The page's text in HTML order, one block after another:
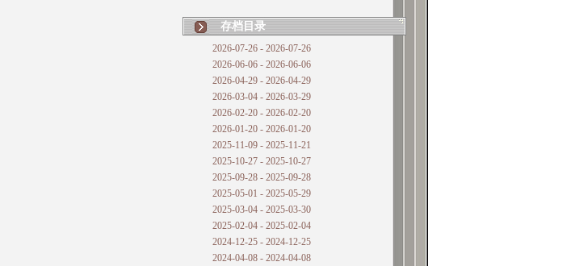
存档目录
2026-07-26 - 2026-07-26
2026-06-06 - 2026-06-06
2026-04-29 - 2026-04-29
2026-03-04 - 2026-03-29
2026-02-20 - 2026-02-20
2026-01-20 - 2026-01-20
2025-11-09 - 2025-11-21
2025-10-27 - 2025-10-27
2025-09-28 - 2025-09-28
2025-05-01 - 2025-05-29
2025-03-04 - 2025-03-30
2025-02-04 - 2025-02-04
2024-12-25 - 2024-12-25
2024-04-08 - 2024-04-08